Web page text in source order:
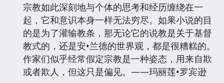
宗教如此深刻地与个体的思考和经历缠绕在一
起，它和意识本身一样无法穷尽。如果小说的目
的是为了灌输教条，那无论它的说教是关于基督
教式的，还是安•兰德的世界观，都是很糟糕的。
作家们似乎经常假定宗教是一种姿态，用来自欺
或者欺人，但这只是偏见。——玛丽莲•罗宾逊